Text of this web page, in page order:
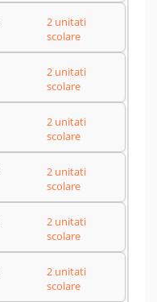
2 unitati
scolare
2 unitati
scolare
2 unitati
scolare
2 unitati
scolare
2 unitati
scolare
2 unitati
scolare